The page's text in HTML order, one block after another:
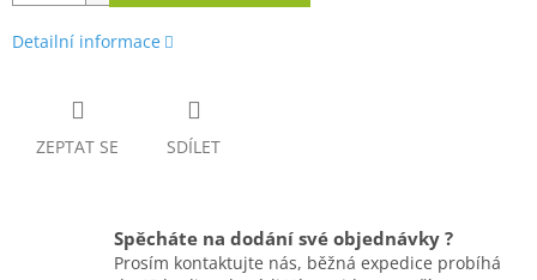
Detailní informace
ZEPTAT SE SDÍLET
Spěcháte na dodání své objednávky ?
Prosím kontaktujte nás, běžná expedice probíhá